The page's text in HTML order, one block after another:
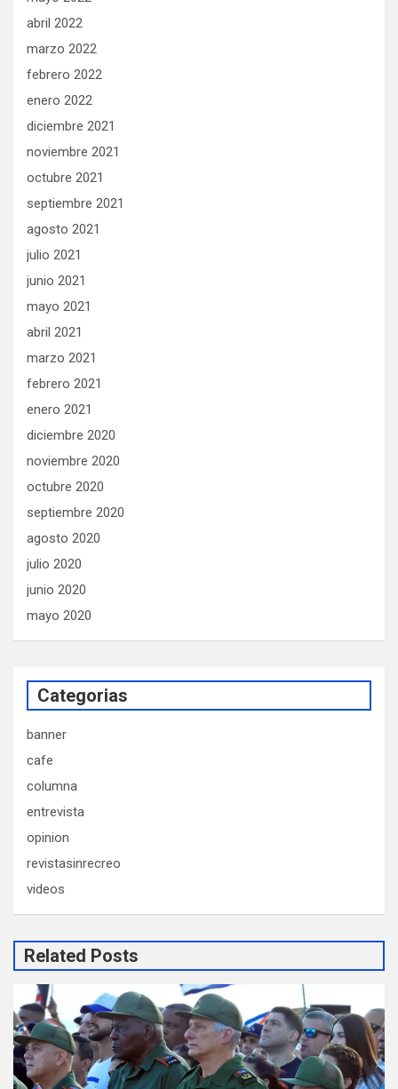
abril 2022
marzo 2022
febrero 2022
enero 2022
diciembre 2021
noviembre 2021
octubre 2021
septiembre 2021
agosto 2021
julio 2021
junio 2021
mayo 2021
abril 2021
marzo 2021
febrero 2021
enero 2021
diciembre 2020
noviembre 2020
octubre 2020
septiembre 2020
agosto 2020
julio 2020
junio 2020
mayo 2020
Categorias
banner
cafe
columna
entrevista
opinion
revistasinrecreo
videos
Related Posts